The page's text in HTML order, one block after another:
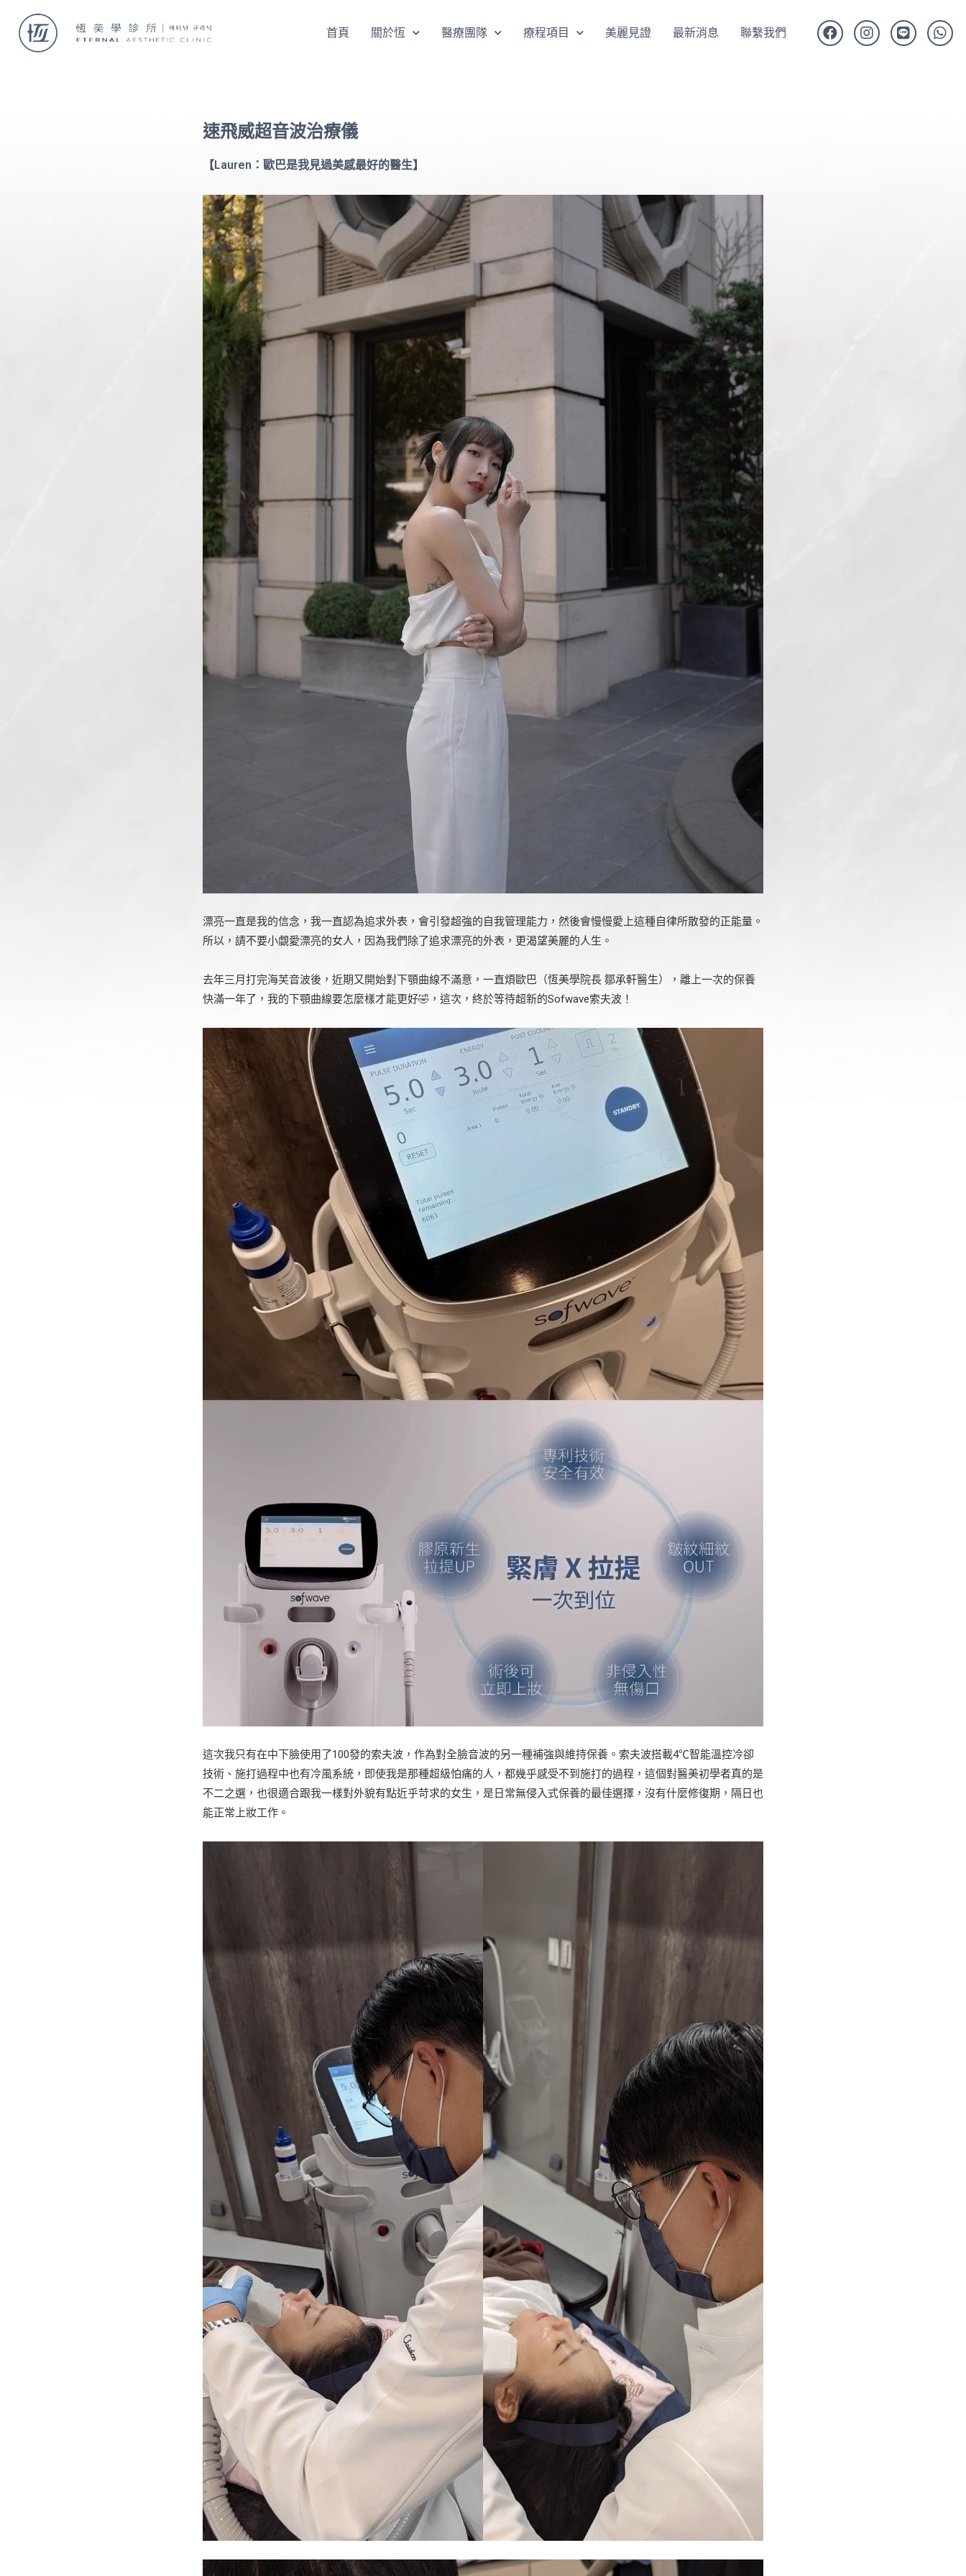
首頁 關於恆 醫療團隊 療程項目 美麗見證 最新消息 聯繫我們
速飛威超音波治療儀
【Lauren：歐巴是我見過美感最好的醫生】
漂亮一直是我的信念，我一直認為追求外表，會引發超強的自我管理能力，然後會慢慢愛上這種自律所散發的正能量。
所以，請不要小覷愛漂亮的女人，因為我們除了追求漂亮的外表，更渴望美麗的人生。
去年三月打完海芙音波後，近期又開始對下顎曲線不滿意，一直煩歐巴（恆美學院長 鄒承軒醫生），離上一次的保養
快滿一年了，我的下顎曲線要怎麼樣才能更好🤣，這次，終於等待超新的Sofwave索夫波！
這次我只有在中下臉使用了100發的索夫波，作為對全臉音波的另一種補強與維持保養。索夫波搭載4℃智能溫控冷卻
技術、施打過程中也有冷風系統，即使我是那種超級怕痛的人，都幾乎感受不到施打的過程，這個對醫美初學者真的是
不二之選，也很適合跟我一樣對外貌有點近乎苛求的女生，是日常無侵入式保養的最佳選擇，沒有什麼修復期，隔日也
能正常上妝工作。